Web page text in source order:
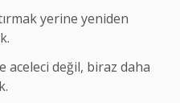
yerine yeniden
aceleci değil, biraz daha